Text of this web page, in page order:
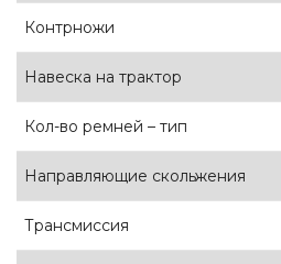
Контрножи
Навеска на трактор
Кол-во ремней – тип
Направляющие скольжения
Трансмиссия